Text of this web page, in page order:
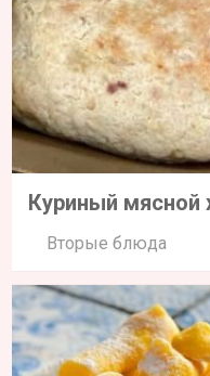
Куриный мясной
Вторые блюда